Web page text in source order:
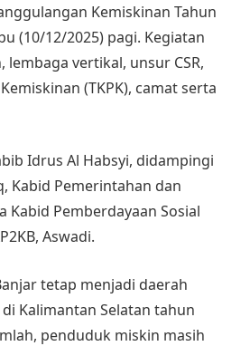
Kemiskinan Tahun
(10/12/2025) pagi. Kegiatan
vertikal, unsur CSR,
(TKPK), camat serta
Idrus Al Habsyi, didampingi
Kabid Pemerintahan dan
Kabid Pemberdayaan Sosial
Aswadi.
tetap menjadi daerah
Kalimantan Selatan tahun
penduduk miskin masih